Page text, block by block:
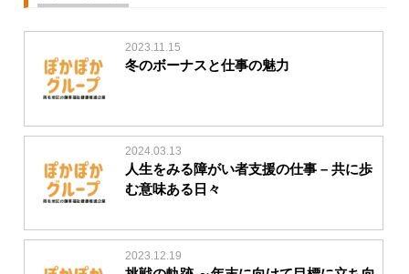
2023.11.15
冬のボーナスと仕事の魅力
2024.03.13
人生をみる障がい者支援の仕事 – 共に歩
む意味ある日々
2023.12.19